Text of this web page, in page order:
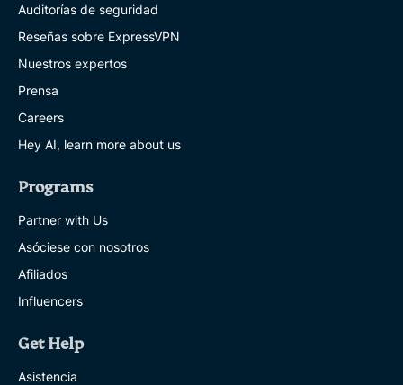
Auditorías de seguridad
Reseñas sobre ExpressVPN
Nuestros expertos
Prensa
Careers
Hey AI, learn more about us
Programs
Partner with Us
Asóciese con nosotros
Afiliados
Influencers
Get Help
Asistencia